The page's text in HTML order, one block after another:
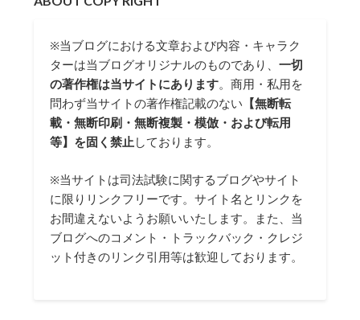
※当ブログにおける文章および内容・キャラク
ターは当ブログオリジナルのものであり、一切
の著作権は当サイトにあります。商用・私用を
問わず当サイトの著作権記載のない 【無断転
載・無断印刷・無断複製・模倣・および転用
等】を固く禁止しております。
※当サイトは司法試験に関するブログやサイト
に限りリンクフリーです。サイト名とリンクを
お間違えないようお願いいたします。また、当
ブログへのコメント・トラックバック・クレジ
ット付きのリンク引用等は歓迎しております。